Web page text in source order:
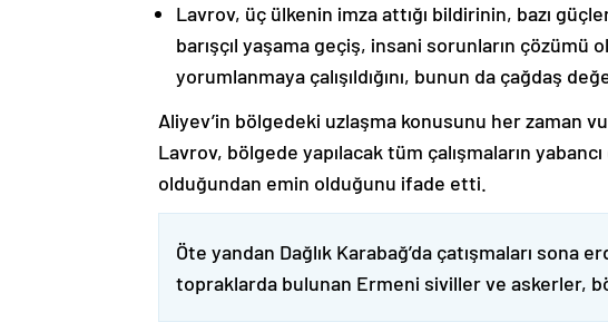
Lavrov, üç ülkenin imza attığı bildirinin, bazı
barışçıl yaşama geçiş, insani sorunların çözümü
yorumlanmaya çalışıldığını, bunun da çağdaş
Aliyev’in bölgedeki uzlaşma konusunu her zaman
Lavrov, bölgede yapılacak tüm çalışmaların
olduğundan emin olduğunu ifade etti.
Öte yandan Dağlık Karabağ’da çatışmaları sona
topraklarda bulunan Ermeni siviller ve askerler,